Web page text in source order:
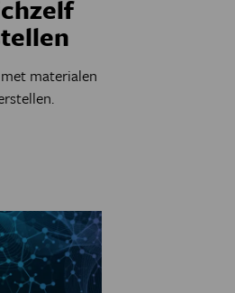
materialen